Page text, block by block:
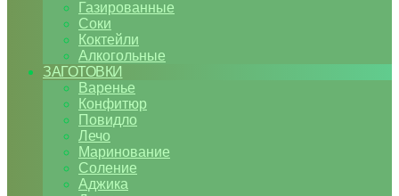
Газированные
Соки
Коктейли
Алкогольные
ЗАГОТОВКИ
Варенье
Конфитюр
Повидло
Лечо
Маринование
Соление
Аджика